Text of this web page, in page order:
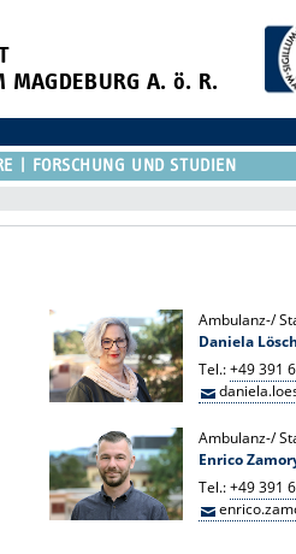
MAGDEBURG A. ö. R.
FORSCHUNG UND STUDIEN
Ambulanz-/
Daniela
Tel.:+49 391
Ambulanz-/
Enrico
Tel.:+49 391